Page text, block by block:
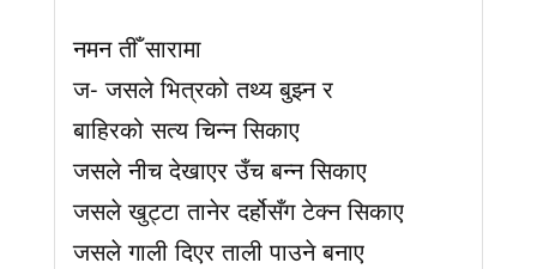
नमन तीँ सारामा
ज- जसले भित्रको तथ्य बुझ्न र
बाहिरको सत्य चिन्न सिकाए
जसले नीच देखाएर उँच बन्न सिकाए
जसले खुट्टा तानेर दर्होसँग टेक्न सिकाए
जसले गाली दिएर ताली पाउने बनाए